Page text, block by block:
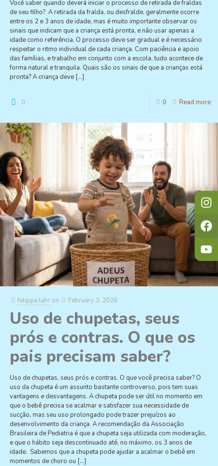
Você saber quando deverá iniciar o processo de retirada de fraldas
de seu filho? A retirada da fralda, ou desfralde, geralmente ocorre
entre os 2 e 3 anos de idade, mas é muito importante observar os
sinais que indicam que a criança está pronta, e não usar apenas a
idade como referência. O processo deve ser gradual e é necessário
respeitar o ritmo individual de cada criança. Com paciência e apoio
das famílias, e trabalho em conjunto com a escola, tudo acontece de
forma natural e tranquila. Quais são os sinais de que a crianças está
pronta? A criança deve […]
0 0 Read more
felippe.lahr on February 3, 2026
Uso de chupetas, seus
prós e contras. O que os
pais precisam saber?
Uso de chupetas, seus prós e contras. O que você precisa saber? O
uso da chupeta é um assunto bastante controverso, pois tem suas
vantagens e desvantagens. A chupeta pode ser útil no momento em
que o bebê precisa se acalmar e satisfazer sua necessidade de
sucção, mas seu uso prolongado pode trazer prejuízos ao
desenvolvimento da criança. A recomendação da Associação
Brasileira de Pediatria é que a chupeta seja utilizada com moderação,
e que o hábito seja descontinuado até, no máximo, os 3 anos de
idade. Sabemos que a chupeta pode ajudar a acalmar o bebê em
momentos de choro ou […]